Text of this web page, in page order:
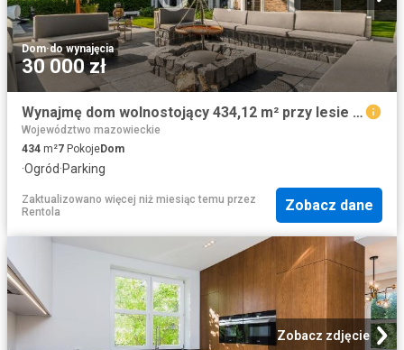
Dom·do wynajęcia
30 000 zł
Wynajmę dom wolnostojący 434,12 m² przy lesie Warszawa
Województwo mazowieckie
434 m²7 PokojeDom
·Ogród·Parking
Zaktualizowano więcej niż miesiąc temu przez
Rentola
Zobacz dane
Zobacz zdjęcie